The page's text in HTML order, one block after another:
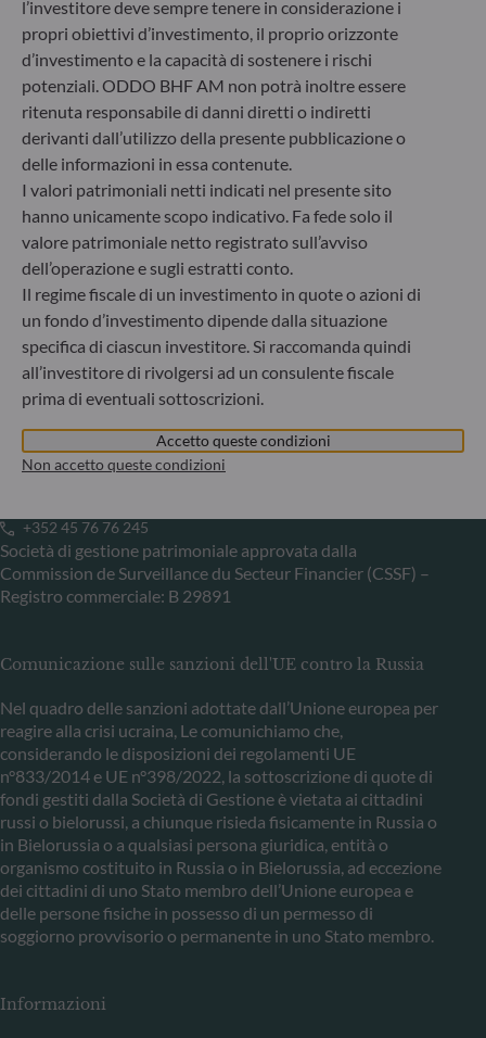
Herzogstraße 15
40217 Düsseldorf
Germania
+49 (0) 211 239 24 01
Gallusanlage 8
60329 Frankfurt am Main
Germania
+49 (0) 69 920 50 0
Società di gestione del risparmio autorizzata dal
Bundesanstalt für Finanzdienstleistungsaufsicht (“BaFin”)
Registro delle imprese : HRB 11971 Tribunale distrettuale
di Düsseldorf
ODDO BHF Asset Management LUX
6, rue Gabriel Lippmann
L-5365 Munsbach
+352 45 76 76 245
Società di gestione patrimoniale approvata dalla
Commission de Surveillance du Secteur Financier (CSSF) –
Registro commerciale: B 29891
Comunicazione sulle sanzioni dell'UE contro la Russia
Nel quadro delle sanzioni adottate dall’Unione europea per
reagire alla crisi ucraina, Le comunichiamo che,
considerando le disposizioni dei regolamenti UE
n°833/2014 e UE n°398/2022, la sottoscrizione di quote di
fondi gestiti dalla Società di Gestione è vietata ai cittadini
russi o bielorussi, a chiunque risieda fisicamente in Russia o
in Bielorussia o a qualsiasi persona giuridica, entità o
organismo costituito in Russia o in Bielorussia, ad eccezione
dei cittadini di uno Stato membro dell’Unione europea e
delle persone fisiche in possesso di un permesso di
soggiorno provvisorio o permanente in uno Stato membro.
Informazioni
l’investitore deve sempre tenere in considerazione i
propri obiettivi d’investimento, il proprio orizzonte
d’investimento e la capacità di sostenere i rischi
potenziali. ODDO BHF AM non potrà inoltre essere
ritenuta responsabile di danni diretti o indiretti
derivanti dall’utilizzo della presente pubblicazione o
delle informazioni in essa contenute.
I valori patrimoniali netti indicati nel presente sito
hanno unicamente scopo indicativo. Fa fede solo il
valore patrimoniale netto registrato sull’avviso
dell’operazione e sugli estratti conto.
Il regime fiscale di un investimento in quote o azioni di
un fondo d’investimento dipende dalla situazione
specifica di ciascun investitore. Si raccomanda quindi
all’investitore di rivolgersi ad un consulente fiscale
prima di eventuali sottoscrizioni.
Accetto queste condizioni
Non accetto queste condizioni